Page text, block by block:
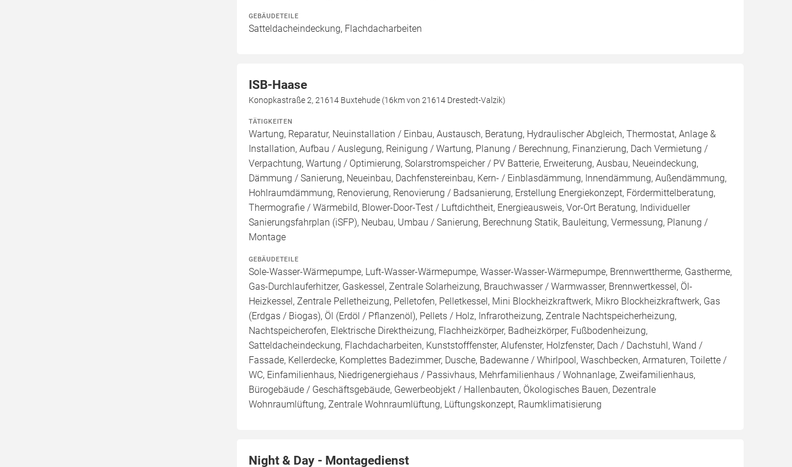
GEBÄUDETEILE
Satteldacheindeckung, Flachdacharbeiten
ISB-Haase
Konopkastraße 2, 21614 Buxtehude (16km von 21614 Drestedt-Valzik)
TÄTIGKEITEN
Wartung, Reparatur, Neuinstallation / Einbau, Austausch, Beratung, Hydraulischer Abgleich, Thermostat, Anlage &
Installation, Aufbau / Auslegung, Reinigung / Wartung, Planung / Berechnung, Finanzierung, Dach Vermietung /
Verpachtung, Wartung / Optimierung, Solarstromspeicher / PV Batterie, Erweiterung, Ausbau, Neueindeckung,
Dämmung / Sanierung, Neueinbau, Dachfenstereinbau, Kern- / Einblasdämmung, Innendämmung, Außendämmung,
Hohlraumdämmung, Renovierung, Renovierung / Badsanierung, Erstellung Energiekonzept, Fördermittelberatung,
Thermografie / Wärmebild, Blower-Door-Test / Luftdichtheit, Energieausweis, Vor-Ort Beratung, Individueller
Sanierungsfahrplan (iSFP), Neubau, Umbau / Sanierung, Berechnung Statik, Bauleitung, Vermessung, Planung /
Montage
GEBÄUDETEILE
Sole-Wasser-Wärmepumpe, Luft-Wasser-Wärmepumpe, Wasser-Wasser-Wärmepumpe, Brennwerttherme, Gastherme,
Gas-Durchlauferhitzer, Gaskessel, Zentrale Solarheizung, Brauchwasser / Warmwasser, Brennwertkessel, Öl-
Heizkessel, Zentrale Pelletheizung, Pelletofen, Pelletkessel, Mini Blockheizkraftwerk, Mikro Blockheizkraftwerk, Gas
(Erdgas / Biogas), Öl (Erdöl / Pflanzenöl), Pellets / Holz, Infrarotheizung, Zentrale Nachtspeicherheizung,
Nachtspeicherofen, Elektrische Direktheizung, Flachheizkörper, Badheizkörper, Fußbodenheizung,
Satteldacheindeckung, Flachdacharbeiten, Kunststofffenster, Alufenster, Holzfenster, Dach / Dachstuhl, Wand /
Fassade, Kellerdecke, Komplettes Badezimmer, Dusche, Badewanne / Whirlpool, Waschbecken, Armaturen, Toilette /
WC, Einfamilienhaus, Niedrigenergiehaus / Passivhaus, Mehrfamilienhaus / Wohnanlage, Zweifamilienhaus,
Bürogebäude / Geschäftsgebäude, Gewerbeobjekt / Hallenbauten, Ökologisches Bauen, Dezentrale
Wohnraumlüftung, Zentrale Wohnraumlüftung, Lüftungskonzept, Raumklimatisierung
Night & Day - Montagedienst